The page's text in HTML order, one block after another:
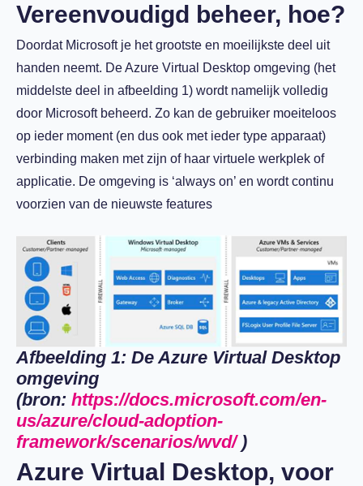
Vereenvoudigd beheer, hoe?
Doordat Microsoft je het grootste en moeilijkste deel uit
handen neemt. De Azure Virtual Desktop omgeving (het
middelste deel in afbeelding 1) wordt namelijk volledig
door Microsoft beheerd. Zo kan de gebruiker moeiteloos
op ieder moment (en dus ook met ieder type apparaat)
verbinding maken met zijn of haar virtuele werkplek of
applicatie. De omgeving is ‘always on’ en wordt continu
voorzien van de nieuwste features
Afbeelding 1: De Azure Virtual Desktop
omgeving
(bron: https://docs.microsoft.com/en-
us/azure/cloud-adoption-
framework/scenarios/wvd/ )
Azure Virtual Desktop, voor